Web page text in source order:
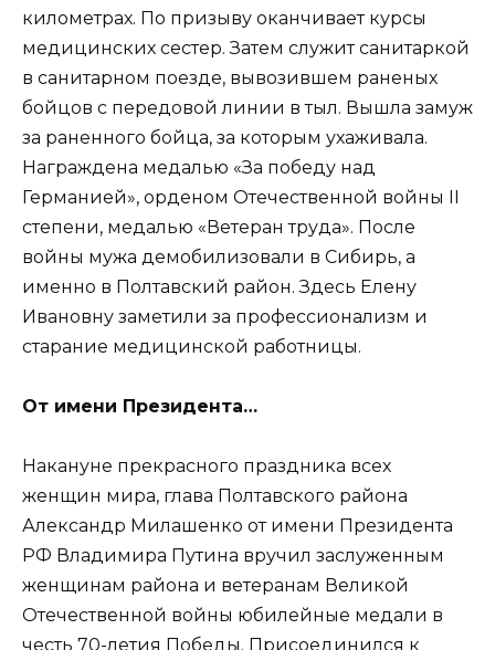
километрах. По призыву оканчивает курсы
медицинских сестер. Затем служит санитаркой
в санитарном поезде, вывозившем раненых
бойцов с передовой линии в тыл. Вышла замуж
за раненного бойца, за которым ухаживала.
Награждена медалью «За победу над
Германией», орденом Отечественной войны II
степени, медалью «Ветеран труда». После
войны мужа демобилизовали в Сибирь, а
именно в Полтавский район. Здесь Елену
Ивановну заметили за профессионализм и
старание медицинской работницы.
От имени Президента…
Накануне прекрасного праздника всех
женщин мира, глава Полтавского района
Александр Милашенко от имени Президента
РФ Владимира Путина вручил заслуженным
женщинам района и ветеранам Великой
Отечественной войны юбилейные медали в
честь 70-летия Победы. Присоединился к